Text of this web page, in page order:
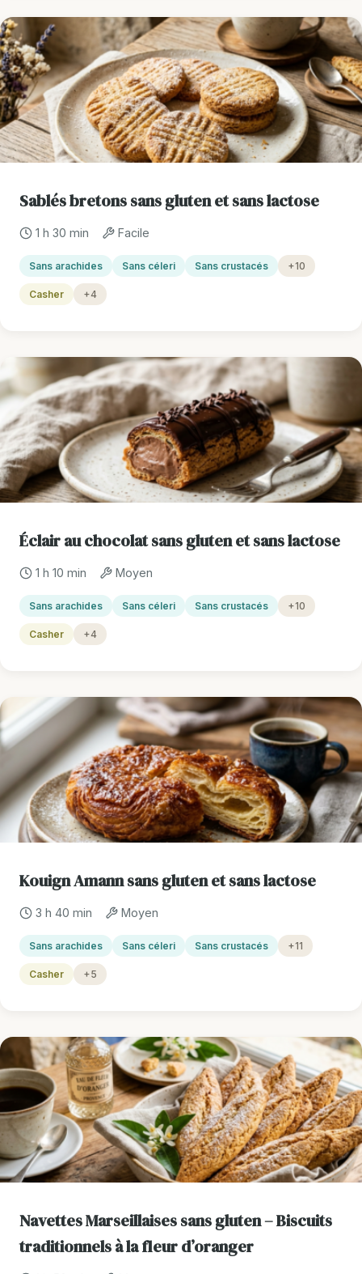
Sablés bretons sans gluten et sans lactose
1 h 30 min Facile
Sans arachides Sans céleri Sans crustacés +10
Casher +4
Éclair au chocolat sans gluten et sans lactose
1 h 10 min Moyen
Sans arachides Sans céleri Sans crustacés +10
Casher +4
Kouign Amann sans gluten et sans lactose
3 h 40 min Moyen
Sans arachides Sans céleri Sans crustacés +11
Casher +5
Navettes Marseillaises sans gluten – Biscuits
traditionnels à la fleur d’oranger